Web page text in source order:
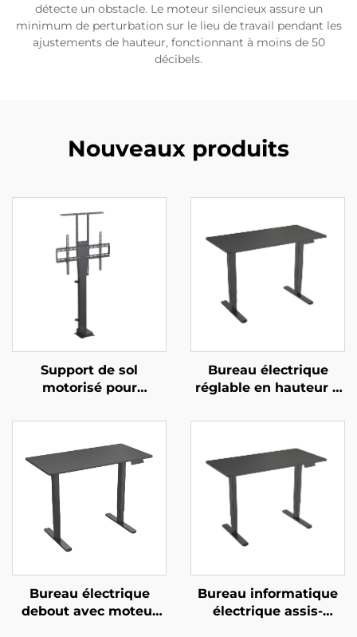
détecte un obstacle. Le moteur silencieux assure un
minimum de perturbation sur le lieu de travail pendant les
ajustements de hauteur, fonctionnant à moins de 50
décibels.
Nouveaux produits
Support de sol
motorisé pour
télescopique avec
télécommande pour
écrans de 37 à 65
pouces avec mémoire
de hauteur et
ajustement multi-
niveaux | V-MOUNTS
VM-TC002
Bureau électrique
réglable en hauteur à
colonnes carrées en 3
antidérapants – V-
MOUNTS JSD2-01-D-2P
Bureau électrique
debout avec moteur
Bureau informatique
électrique assis-